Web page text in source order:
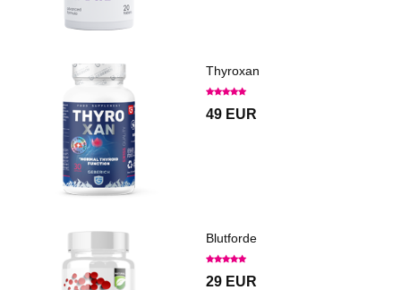
Thyroxan
49 EUR
Blutforde
29 EUR